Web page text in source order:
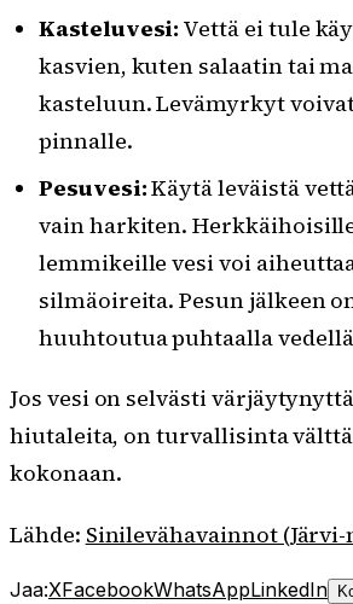
Kasteluvesi: Vettä ei tule
kasvien, kuten salaatin tai
kasteluun. Levämyrkyt
pinnalle.
Pesuvesi:Käytä leväistä
vain harkiten.
lemmikeille vesi voi
silmäoireita. Pesun jälkeen
huuhtoutua puhtaalla
Jos vesi on selvästi
hiutaleita, on turvallisinta
kokonaan.
Lähde: Sinilevähavainnot
Jaa:XFacebookWhatsAppLinkedIn